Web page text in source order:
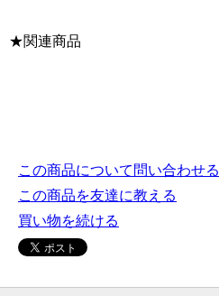
★関連商品
この商品について問い合わせる
この商品を友達に教える
買い物を続ける